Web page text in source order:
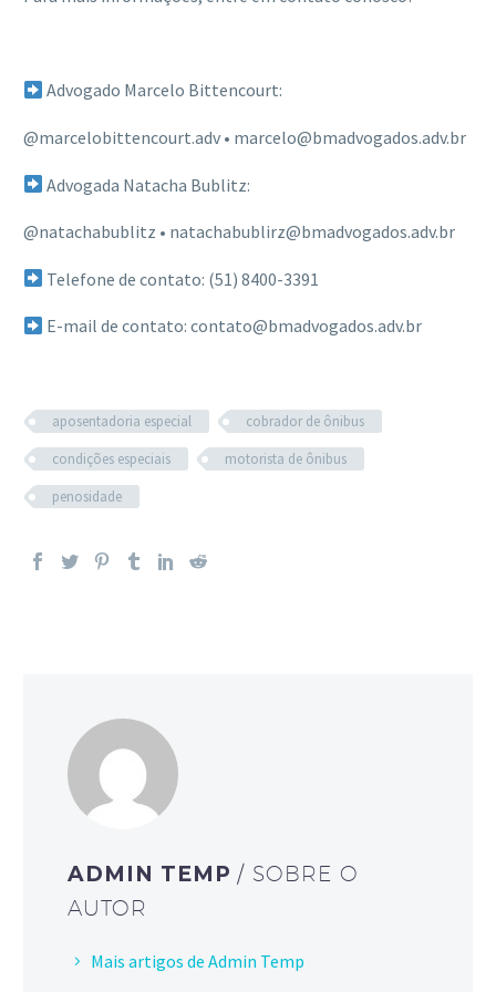
Advogado Marcelo Bittencourt:
@marcelobittencourt.adv • marcelo@bmadvogados.adv.br
Advogada Natacha Bublitz:
@natachabublitz • natachabublirz@bmadvogados.adv.br
Telefone de contato: (51) 8400-3391
E-mail de contato: contato@bmadvogados.adv.br
aposentadoria especial
cobrador de ônibus
condições especiais
motorista de ônibus
penosidade
ADMIN TEMP/ SOBRE O
AUTOR
Mais artigos de Admin Temp